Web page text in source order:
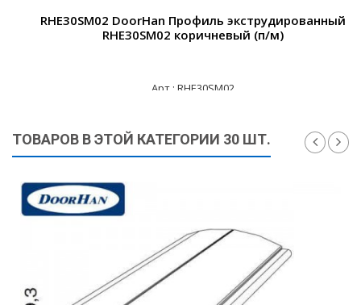
RHE30SM02 DoorHan Профиль экструдированный
RHE30SM02 коричневый (п/м)
Арт.: RHE30SM02
ТОВАРОВ В ЭТОЙ КАТЕГОРИИ 30 ШТ.